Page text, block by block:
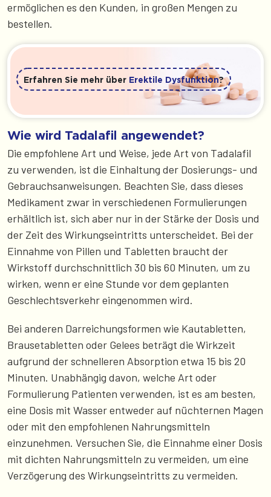
ermöglichen es den Kunden, in großen Mengen zu
bestellen.
Erfahren Sie mehr über Erektile Dysfunktion?
Wie wird Tadalafil angewendet?
Die empfohlene Art und Weise, jede Art von Tadalafil
zu verwenden, ist die Einhaltung der Dosierungs- und
Gebrauchsanweisungen. Beachten Sie, dass dieses
Medikament zwar in verschiedenen Formulierungen
erhältlich ist, sich aber nur in der Stärke der Dosis und
der Zeit des Wirkungseintritts unterscheidet. Bei der
Einnahme von Pillen und Tabletten braucht der
Wirkstoff durchschnittlich 30 bis 60 Minuten, um zu
wirken, wenn er eine Stunde vor dem geplanten
Geschlechtsverkehr eingenommen wird.
Bei anderen Darreichungsformen wie Kautabletten,
Brausetabletten oder Gelees beträgt die Wirkzeit
aufgrund der schnelleren Absorption etwa 15 bis 20
Minuten. Unabhängig davon, welche Art oder
Formulierung Patienten verwenden, ist es am besten,
eine Dosis mit Wasser entweder auf nüchternen Magen
oder mit den empfohlenen Nahrungsmitteln
einzunehmen. Versuchen Sie, die Einnahme einer Dosis
mit dichten Nahrungsmitteln zu vermeiden, um eine
Verzögerung des Wirkungseintritts zu vermeiden.